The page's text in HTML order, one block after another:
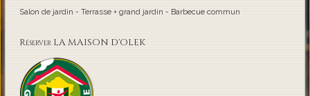
Salon de jardin - Terrasse + grand jardin - Barbecue commun
Réserver LA MAISON D'OLEK